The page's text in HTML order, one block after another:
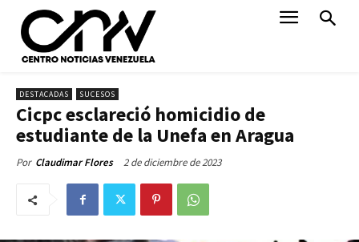
DESTACADAS SUCESOS
Cicpc esclareció homicidio de
estudiante de la Unefa en Aragua
Por Claudimar Flores 2 de diciembre de 2023